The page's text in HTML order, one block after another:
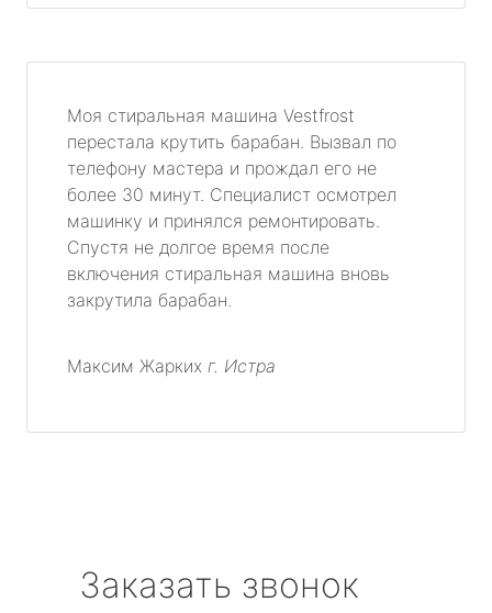
Моя стиральная машина Vestfrost
перестала крутить барабан. Вызвал по
телефону мастера и прождал его не
более 30 минут. Специалист осмотрел
машинку и принялся ремонтировать.
Спустя не долгое время после
включения стиральная машина вновь
закрутила барабан.
Максим Жарких г. Истра
Заказать звонок